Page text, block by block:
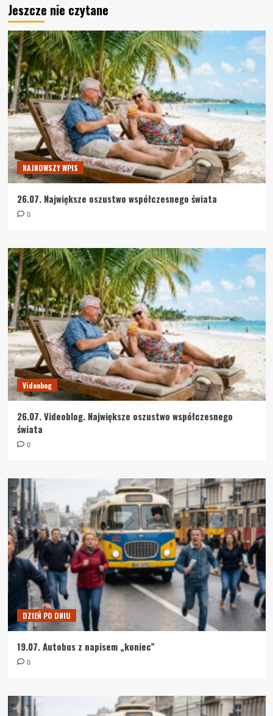
Jeszcze nie czytane
NAJNOWSZY WPIS
26.07. Największe oszustwo współczesnego świata
0
Videobog
26.07. Videoblog. Największe oszustwo współczesnego
świata
0
DZIEŃ PO DNIU
19.07. Autobus z napisem „koniec”
0